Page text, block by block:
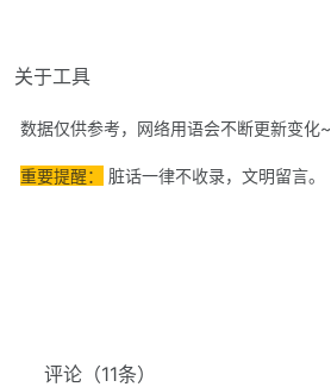
关于工具
数据仅供参考，网络用语会不断更新变化~
重要提醒： 脏话一律不收录，文明留言。
评论 （11条）